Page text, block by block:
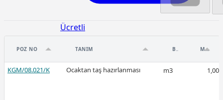
Ücretli
POZ NO TANIM BIRIM MIKTAR
KGM/08.021/K Ocaktan taş hazırlanması m3 1,00